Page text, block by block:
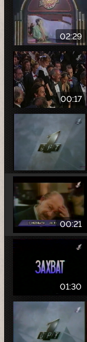
02:29
00:17
00:21
01:30